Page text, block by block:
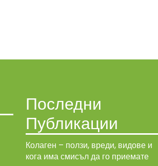
Последни
Публикации
Колаген – ползи, вреди, видове и
кога има смисъл да го приемате